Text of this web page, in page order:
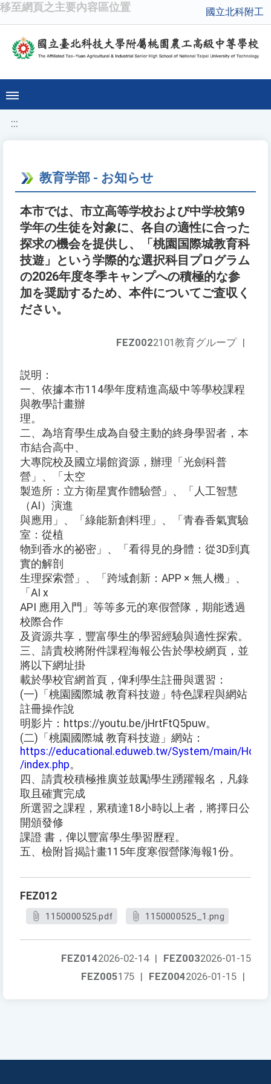
移至網頁之主要內容區位置 國立北科附工
:::
教育学部 - お知らせ
本市では、市立高等学校および中学校第9
学年の生徒を対象に、各自の適性に合った
探求の機会を提供し、「桃園国際城教育科
技遊」という学際的な選択科目プログラム
の2026年度冬季キャンプへの積極的な参
加を奨励するため、本件についてご査収く
ださい。
FEZ0022101教育グループ |
説明：
一、依據本市114學年度精進高級中等學校課程
與教學計畫辦
理。
二、為培育學生成為自發主動的終身學習者，本
市結合高中、
大專院校及國立場館資源，辦理「光劍科普
營」、「太空
製造所：立方衛星實作體驗營」、「人工智慧
（AI）演進
與應用」、「綠能新創料理」、「青春香氣實驗
室：從植
物到香水的祕密」、「看得見的身體：從3D到真
實的解剖
生理探索營」、「跨域創新：APP × 無人機」、
「AI x
API 應用入門」等等多元的寒假營隊，期能透過
校際合作
及資源共享，豐富學生的學習經驗與適性探索。
三、請貴校將附件課程海報公告於學校網頁，並
將以下網址掛
載於學校官網首頁，俾利學生註冊與選習：
(一)「桃園國際城 教育科技遊」特色課程與網站
註冊操作說
明影片：https://youtu.be/jHrtFtQ5puw。
(二)「桃園國際城 教育科技遊」網站：
https://educational.eduweb.tw/System/main/Home
/index.php。
四、請貴校積極推廣並鼓勵學生踴躍報名，凡錄
取且確實完成
所選習之課程，累積達18小時以上者，將擇日公
開頒發修
課證 書，俾以豐富學生學習歷程。
五、檢附旨揭計畫115年度寒假營隊海報1份。
FEZ012
1150000525.pdf 1150000525_1.png
FEZ0032026-01-15
FEZ0142026-02-14 |
FEZ0042026-01-15 |
FEZ005175 |